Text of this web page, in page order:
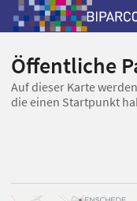
Öffentliche
Auf dieser Karte
die einen Startpunkt